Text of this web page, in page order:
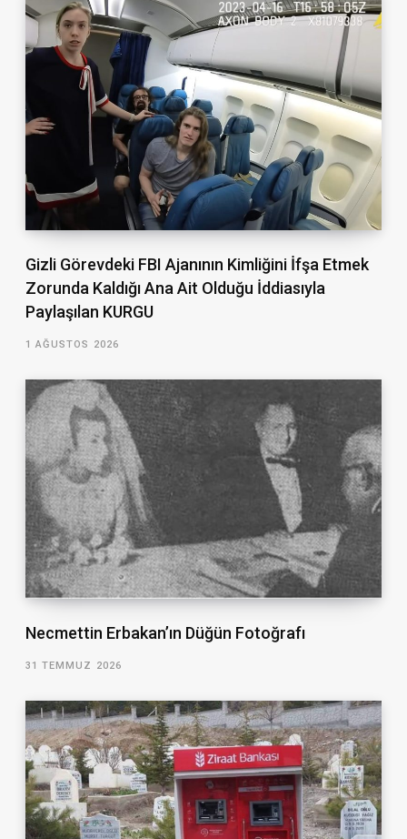
Gizli Görevdeki FBI Ajanının Kimliğini İfşa Etmek
Zorunda Kaldığı Ana Ait Olduğu İddiasıyla
Paylaşılan KURGU
1 AĞUSTOS 2026
Necmettin Erbakan’ın Düğün Fotoğrafı
31 TEMMUZ 2026